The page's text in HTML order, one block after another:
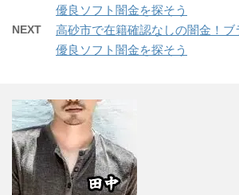
優良ソフト闇金を探そう
NEXT
高砂市で在籍確認なしの闇金！ブ
優良ソフト闇金を探そう